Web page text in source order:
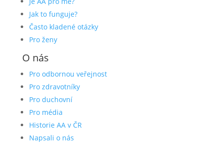
Jak to funguje?
Často kladené otázky
Pro ženy
O nás
Pro odbornou veřejnost
Pro zdravotníky
Pro duchovní
Pro média
Historie AA v ČR
Napsali o nás